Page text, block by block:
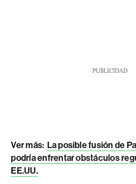
PUBLICIDAD
Ver más: La posible fusión de
podría enfrentar obstáculos
EE.UU.